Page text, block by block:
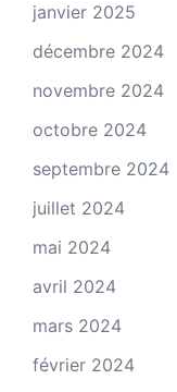
janvier 2025
décembre 2024
novembre 2024
octobre 2024
septembre 2024
juillet 2024
mai 2024
avril 2024
mars 2024
février 2024